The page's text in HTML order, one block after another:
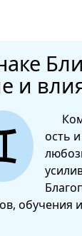
и
ость и
обучения